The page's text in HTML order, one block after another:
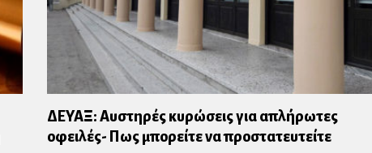
ΔΕΥΑΞ: Αυστηρές κυρώσεις για απλήρωτες
οφειλές- Πως μπορείτε να προστατευτείτε